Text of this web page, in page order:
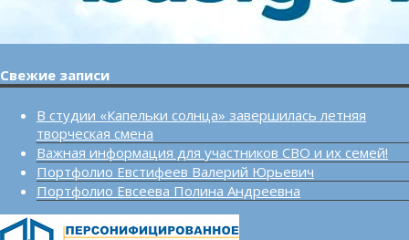
Свежие записи
В студии «Капельки солнца» завершилась летняя
творческая смена
Важная информация для участников СВО и их семей!
Портфолио Евстифеев Валерий Юрьевич
Портфолио Евсеева Полина Андреевна